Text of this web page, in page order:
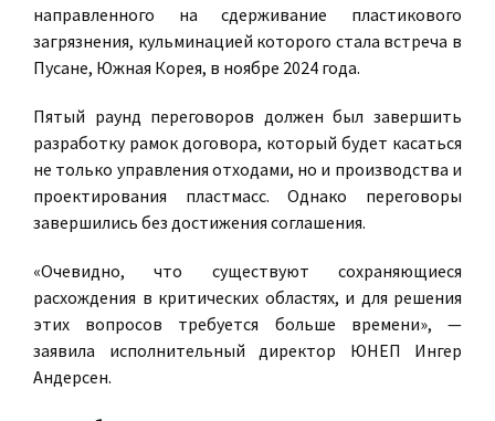
направленного на сдерживание пластикового
загрязнения, кульминацией которого стала встреча в
Пусане, Южная Корея, в ноябре 2024 года.
Пятый раунд переговоров должен был завершить
разработку рамок договора, который будет касаться
не только управления отходами, но и производства и
проектирования пластмасс. Однако переговоры
завершились без достижения соглашения.
«Очевидно, что существуют сохраняющиеся
расхождения в критических областях, и для решения
этих вопросов требуется больше времени», —
заявила исполнительный директор ЮНЕП Ингер
Андерсен.